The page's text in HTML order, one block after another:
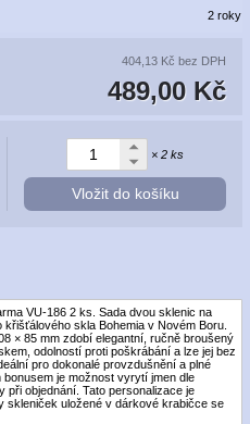
2 roky
404,13 Kč bez DPH
489,00 Kč
× 2 ks
Vložit do košíku
VU-186 2 ks. Sada dvou sklenic na
skla Bohemia v Novém Boru.
× 85 mm zdobí elegantní, ručně broušený
odolností proti poškrábání a lze jej bez
pro dokonalé provzdušnění a plné
je možnost vyrytí jmen dle
při objednání. Tato personalizace je
skleniček uložené v dárkové krabičce se